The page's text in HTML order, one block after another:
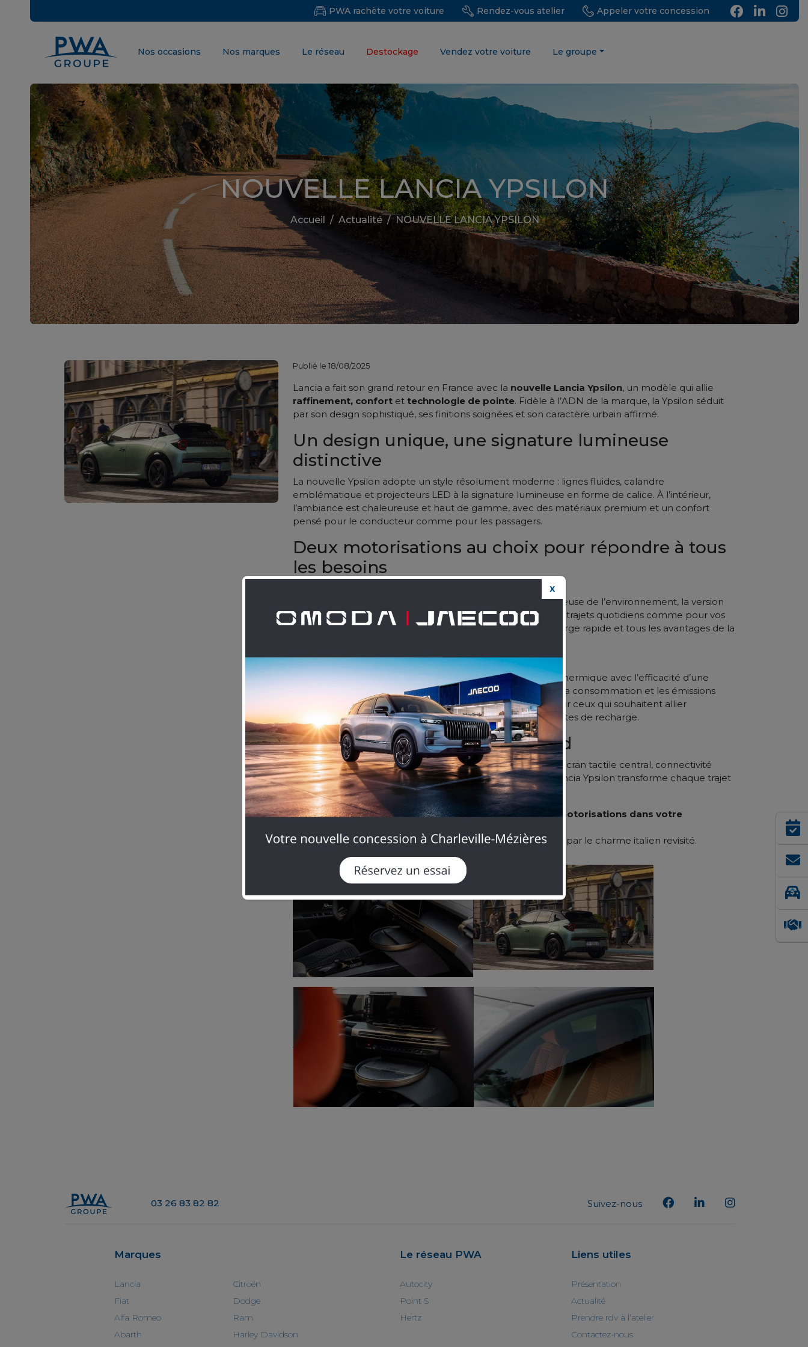
PWA rachète votre voiture Rendez-vous atelier Appeler votre concession
Nos occasions Nos marques Le réseau Destockage Vendez votre voiture Le groupe
NOUVELLE LANCIA YPSILON
Accueil / Actualité/NOUVELLE LANCIA YPSILON
Publié le 18/08/2025
Lancia a fait son grand retour en France avec la nouvelle Lancia Ypsilon, un modèle qui allie
raffinement, confortet technologie de pointe. Fidèle à l’ADN de la marque, la Ypsilon séduit
par son design sophistiqué, ses finitions soignées et son caractère urbain affirmé.
Un design unique, une signature lumineuse
distinctive
La nouvelle Ypsilon adopte un style résolument moderne : lignes fluides, calandre
emblématique et projecteurs LED à la signature lumineuse en forme de calice. À l’intérieur,
l’ambiance est chaleureuse et haut de gamme, avec des matériaux premium et un confort
pensé pour le conducteur comme pour les passagers.
Deux motorisations au choix pour répondre à tous
les besoins
Pour une conduite silencieuse, dynamique et respectueuse de l’environnement, la version
électrique propose une autonomie optimisée pour vos trajets quotidiens comme pour vos
escapades. Elle offre une accélération fluide, une recharge rapide et tous les avantages de la
Lancia Ypsilon Hybride
La version hybride combine la souplesse d’un moteur thermique avec l’efficacité d’une
motorisation électrique légère, permettant de réduire la consommation et les émissions
tout en conservant une grande polyvalence. Idéale pour ceux qui souhaitent allier
performance et économies de carburant, sans contraintes de recharge.
Une technologie intuitive à bord
Dotée d’un système multimédia dernière génération avec écran tactile central, connectivité
smartphone et aides à la conduite avancées, la nouvelle Lancia Ypsilon transforme chaque trajet
en un moment de confort et de sécurité.
Venez découvrir la nouvelle Lancia Ypsilon et ses deux motorisations dans votre
Réservez dès maintenant votre essai et laissez-vous séduire par le charme italien revisité.
03 26 83 82 82 Suivez-nous
Marques
Lancia
Fiat
Alfa Romeo
Abarth
Citroën
Dodge
Ram
Harley Davidson
Le réseau PWA
Autocity
Point S
Hertz
Liens utiles
Présentation
Actualité
Prendre rdv à l’atelier
Contactez-nous
X